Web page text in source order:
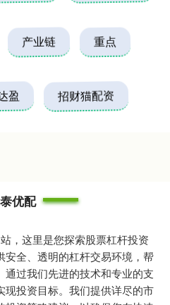
产业链 重点
盈 招财猫配资
优配
，这里是您探索股票杠杆投资
安全、透明的杠杆交易环境，帮
过我们先进的技术和专业的支
投资目标。我们提供详尽的市